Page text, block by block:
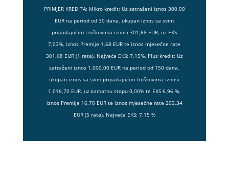
PRIMJER KREDITA: Mikro kredit: Uz zatraženi iznos 300,00
EUR na period od 30 dana, ukupan iznos sa svim
pripadajućim troškovima iznosi 301,68 EUR, uz EKS
7,03%, iznos Premije 1,68 EUR te iznos mjesečne rate
301,68 EUR (1 rata). Najveća EKS: 7,15%, Plus kredit: Uz
zatraženi iznos 1.000,00 EUR na period od 150 dana,
ukupan iznos sa svim pripadajućim troškovima iznosi
1.016,70 EUR, uz kamatnu stopu 0,00% te EKS 6,96 %,
iznos Premije 16,70 EUR te iznos mjesečne rate 203,34
EUR (5 rata). Najveća EKS: 7,15 %